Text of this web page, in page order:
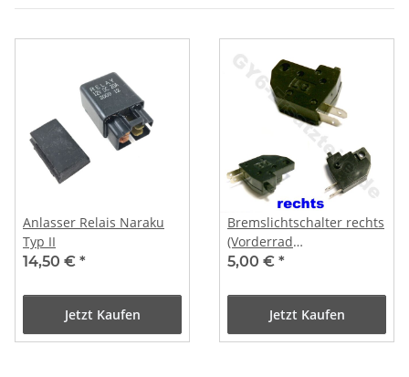
Anlasser Relais Naraku
Typ II
14,50 € *
Jetzt Kaufen
Bremslichtschalter rechts
(Vorderrad
Scheibenbremse)
5,00 € *
Jetzt Kaufen